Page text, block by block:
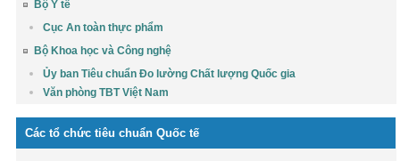
Bộ Y tế
Cục An toàn thực phẩm
Bộ Khoa học và Công nghệ
Ủy ban Tiêu chuẩn Đo lường Chất lượng Quốc gia
Văn phòng TBT Việt Nam
Các tổ chức tiêu chuẩn Quốc tế